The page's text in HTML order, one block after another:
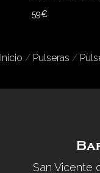
59€
Inicio / Pulseras /
San Vicente